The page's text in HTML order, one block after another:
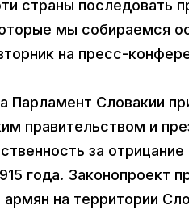
страны последовать
мы собираемся
на пресс-
Парламент Словакии
правительством и
за
года. Законопроект
армян на территории